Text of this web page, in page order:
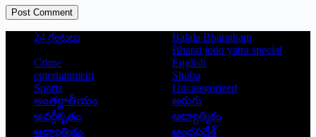
Post Comment
24 గంటలు
Balala Bharatham
Bharat jodo yatra special
Crime
English
entertainment
Shoba
Sports
Uncategorized
అంతర్జాతీయం
అరుగు
అవర్గీకృతం
ఆద్యాత్మికం
ఆధ్యాత్మికం
ఆంధ్రప్రదేశ్